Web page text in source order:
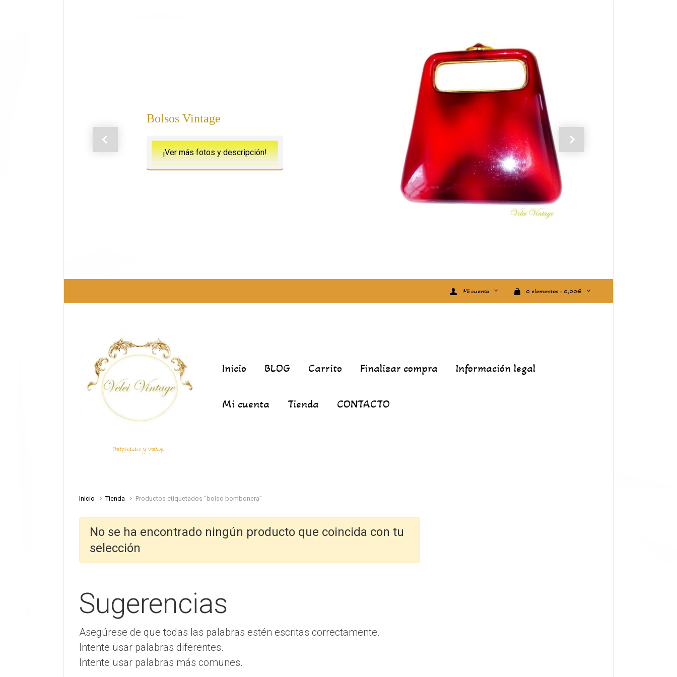
Bolsos Vintage
¡Ver más fotos y descripción!
Anterior Siguiente
Mi cuenta 0 elementos - 0,00€
Antigüedades y Vintage
Inicio BLOG Carrito Finalizar compra Información legal
Mi cuenta Tienda CONTACTO
Inicio Tienda Productos etiquetados “bolso bombonera”
No se ha encontrado ningún producto que coincida con tu
selección
Sugerencias
Asegúrese de que todas las palabras estén escritas correctamente.
Intente usar palabras diferentes.
Intente usar palabras más comunes.